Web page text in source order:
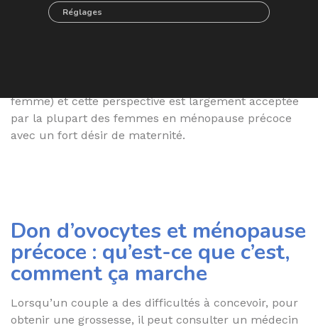
ovocytes.
femme) et cette perspective est largement acceptée
par la plupart des femmes en ménopause précoce
avec un fort désir de maternité.
Don d’ovocytes et ménopause
précoce : qu’est-ce que c’est,
comment ça marche
Lorsqu’un couple a des difficultés à concevoir, pour
obtenir une grossesse, il peut consulter un médecin
Réglages